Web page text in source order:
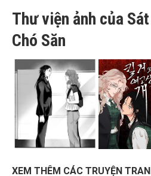
Thư viện ảnh của
Chó Săn
XEM THÊM CÁC TRUYỆN